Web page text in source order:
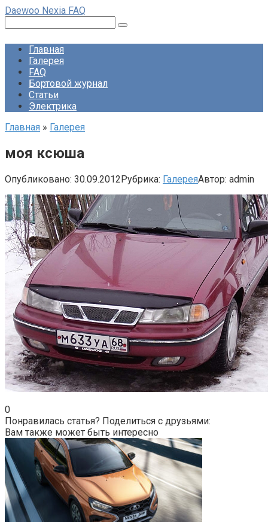
Перейти
контенту
Daewoo Nexia FAQ
Главная
Галерея
FAQ
Бортовой журнал
Статьи
Электрика
Главная » Галерея
моя ксюша
Опубликовано: 30.09.2012Рубрика: ГалереяАвтор: admin
0
Понравилась статья? Поделиться с друзьями:
Вам также может быть интересно